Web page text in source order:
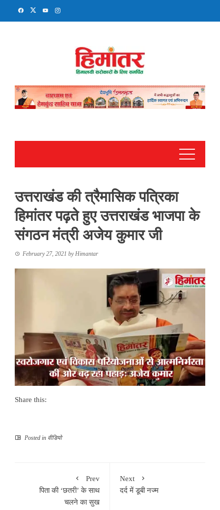
उत्तराखंड की त्रैमासिक पत्रिका
हिमांतर पढ़ते हुए उत्तराखंड भाजपा के
संगठन मंत्री अजेय कुमार जी
February 27, 2021 byHimantar
Share this:
Posted in वीडियो
Prev
पिता की ‘छतरी’ के साथ
चलने का सुख
Next
दर्द में डूबी नज्म